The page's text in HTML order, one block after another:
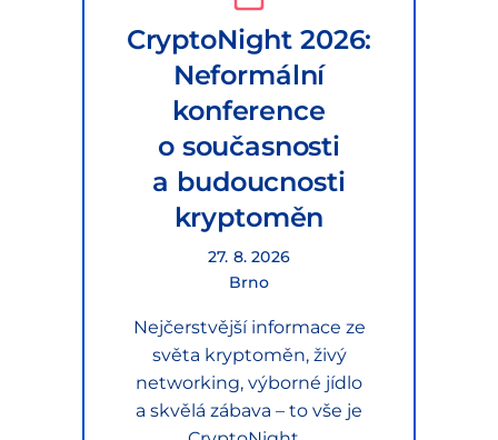
CryptoNight 2026:
Neformální
konference
o současnosti
a budoucnosti
kryptoměn
27. 8. 2026
Brno
Nejčerstvější informace ze
světa kryptoměn, živý
networking, výborné jídlo
a skvělá zábava – to vše je